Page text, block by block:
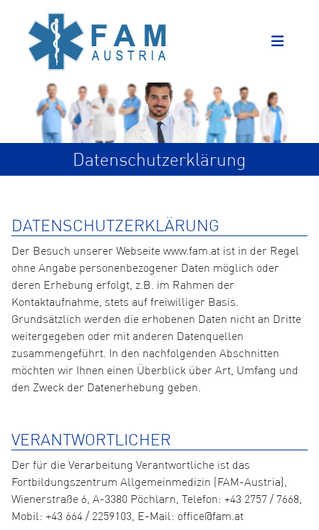
Datenschutzerklärung
DATENSCHUTZERKLÄRUNG
Der Besuch unserer Webseite www.fam.at ist in der Regel
ohne Angabe personenbezogener Daten möglich oder
deren Erhebung erfolgt, z.B. im Rahmen der
Kontaktaufnahme, stets auf freiwilliger Basis.
Grundsätzlich werden die erhobenen Daten nicht an Dritte
weitergegeben oder mit anderen Datenquellen
zusammengeführt. In den nachfolgenden Abschnitten
möchten wir Ihnen einen Überblick über Art, Umfang und
den Zweck der Datenerhebung geben.
VERANTWORTLICHER
Der für die Verarbeitung Verantwortliche ist das
Fortbildungszentrum Allgemeinmedizin (FAM-Austria),
Wienerstraße 6, A-3380 Pöchlarn, Telefon: +43 2757 / 7668,
Mobil: +43 664 / 2259103, E-Mail: office@fam.at